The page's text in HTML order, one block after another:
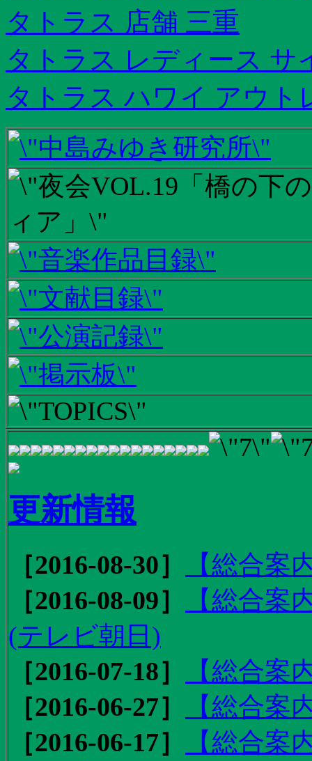
タトラス 店舗 三重
タトラス レディース サ
タトラス ハワイ アウト
更新情報
［2016-08-30］
【総合
［2016-08-09］
【総合
(テレビ朝日)
［2016-07-18］
【総合案
［2016-06-27］
【総合案
［2016-06-17］
【総合